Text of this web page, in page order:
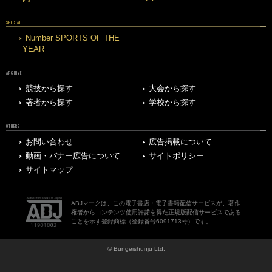
SPECIAL
Number SPORTS OF THE
YEAR
ARCHIVE
競技から探す
大会から探す
著者から探す
学校から探す
OTHERS
お問い合わせ
広告掲載について
動画・バナー広告について
サイトポリシー
サイトマップ
ABJマークは、この電子書店・電子書籍配信サービスが、著作
権者からコンテンツ使用許諾を得た正規版配信サービスである
ことを示す登録商標（登録番号6091713号）です。
© Bungeishunju Ltd.